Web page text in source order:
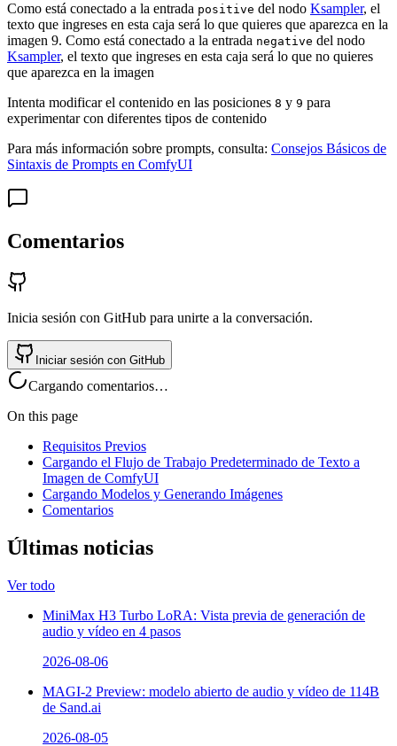
Como está conectado a la entrada positive del nodo Ksampler, el
texto que ingreses en esta caja será lo que quieres que aparezca en la
imagen 9. Como está conectado a la entrada negative del nodo
Ksampler, el texto que ingreses en esta caja será lo que no quieres
que aparezca en la imagen
Intenta modificar el contenido en las posiciones 8 y 9 para
experimentar con diferentes tipos de contenido
Para más información sobre prompts, consulta: Consejos Básicos de
Sintaxis de Prompts en ComfyUI
Comentarios
Inicia sesión con GitHub para unirte a la conversación.
Iniciar sesión con GitHub
Cargando comentarios…
On this page
Requisitos Previos
Cargando el Flujo de Trabajo Predeterminado de Texto a
Imagen de ComfyUI
Cargando Modelos y Generando Imágenes
Comentarios
Últimas noticias
Ver todo
MiniMax H3 Turbo LoRA: Vista previa de generación de
audio y vídeo en 4 pasos
2026-08-06
MAGI-2 Preview: modelo abierto de audio y vídeo de 114B
de Sand.ai
2026-08-05